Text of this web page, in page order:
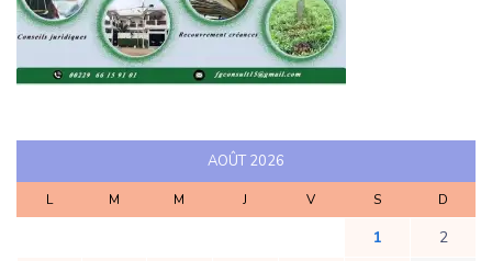
AOÛT 2026
L M M J V S D
1
2